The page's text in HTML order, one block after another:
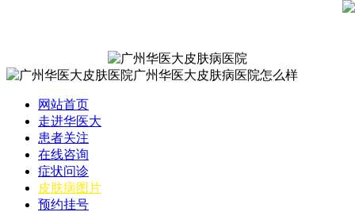
网站首页
走进华医大
患者关注
在线咨询
症状问诊
皮肤病图片
预约挂号